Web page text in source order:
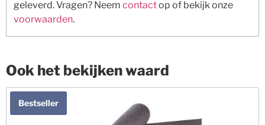
geleverd. Vragen? Neem contactop of bekijk onze
voorwaarden.
Ook het bekijken waard
Bestseller